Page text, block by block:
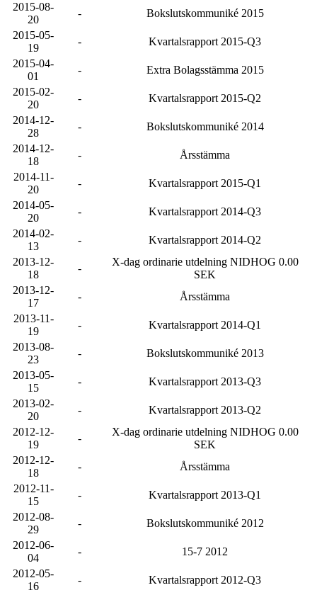
2015-08-
20
-
Bokslutskommuniké 2015
2015-05-
19
-
Kvartalsrapport 2015-Q3
2015-04-
01
-
Extra Bolagsstämma 2015
2015-02-
20
-
Kvartalsrapport 2015-Q2
2014-12-
28
-
Bokslutskommuniké 2014
2014-12-
18
-
Årsstämma
2014-11-
20
-
Kvartalsrapport 2015-Q1
2014-05-
20
-
Kvartalsrapport 2014-Q3
2014-02-
13
-
Kvartalsrapport 2014-Q2
2013-12-
18
-
X-dag ordinarie utdelning NIDHOG 0.00
SEK
2013-12-
17
-
Årsstämma
2013-11-
19
-
Kvartalsrapport 2014-Q1
2013-08-
23
-
Bokslutskommuniké 2013
2013-05-
15
-
Kvartalsrapport 2013-Q3
2013-02-
20
-
Kvartalsrapport 2013-Q2
2012-12-
19
-
X-dag ordinarie utdelning NIDHOG 0.00
SEK
2012-12-
18
-
Årsstämma
2012-11-
15
-
Kvartalsrapport 2013-Q1
2012-08-
29
-
Bokslutskommuniké 2012
2012-06-
04
-
15-7 2012
2012-05-
16
-
Kvartalsrapport 2012-Q3